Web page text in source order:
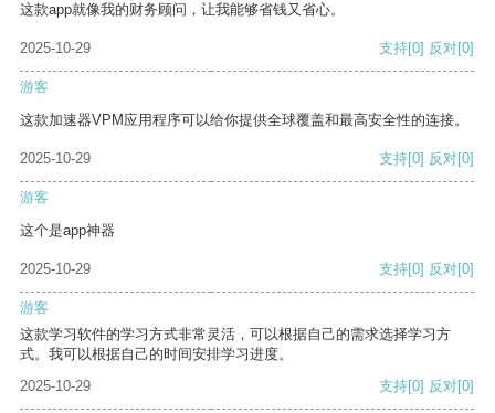
这款app就像我的财务顾问，让我能够省钱又省心。
2025-10-29 支持[0] 反对[0]
游客
这款加速器VPM应用程序可以给你提供全球覆盖和最高安全性的连接。
2025-10-29 支持[0] 反对[0]
游客
这个是app神器
2025-10-29 支持[0] 反对[0]
游客
这款学习软件的学习方式非常灵活，可以根据自己的需求选择学习方
式。我可以根据自己的时间安排学习进度。
2025-10-29
支持[0] 反对[0]